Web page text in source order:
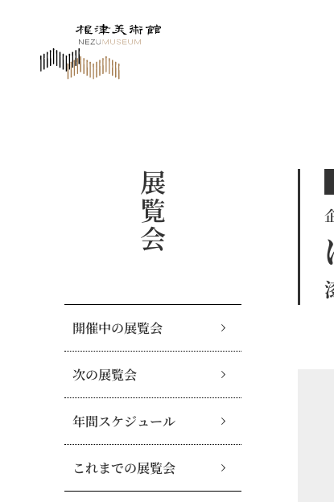
展覧会
開催中の展覧会
次の展覧会
年間スケジュール
これまでの展覧会